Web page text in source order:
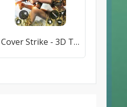
Cover Strike - 3D Team Shooter